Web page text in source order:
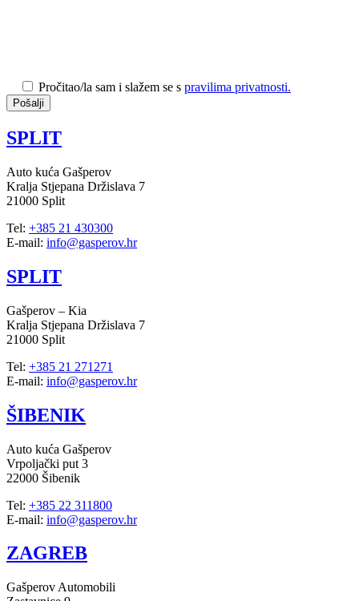
Pročitao/la sam i slažem se s pravilima privatnosti.
SPLIT
Auto kuća Gašperov
Kralja Stjepana Držislava 7
21000 Split
Tel: +385 21 430300
E-mail: info@gasperov.hr
SPLIT
Gašperov – Kia
Kralja Stjepana Držislava 7
21000 Split
Tel: +385 21 271271
E-mail: info@gasperov.hr
ŠIBENIK
Auto kuća Gašperov
Vrpoljački put 3
22000 Šibenik
Tel: +385 22 311800
E-mail: info@gasperov.hr
ZAGREB
Gašperov Automobili